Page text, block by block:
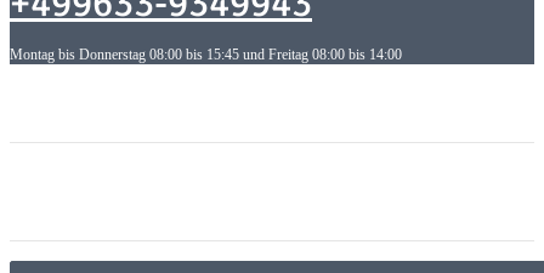
Montag bis Donnerstag 08:00 bis 15:45 und Freitag 08:00 bis 14:00